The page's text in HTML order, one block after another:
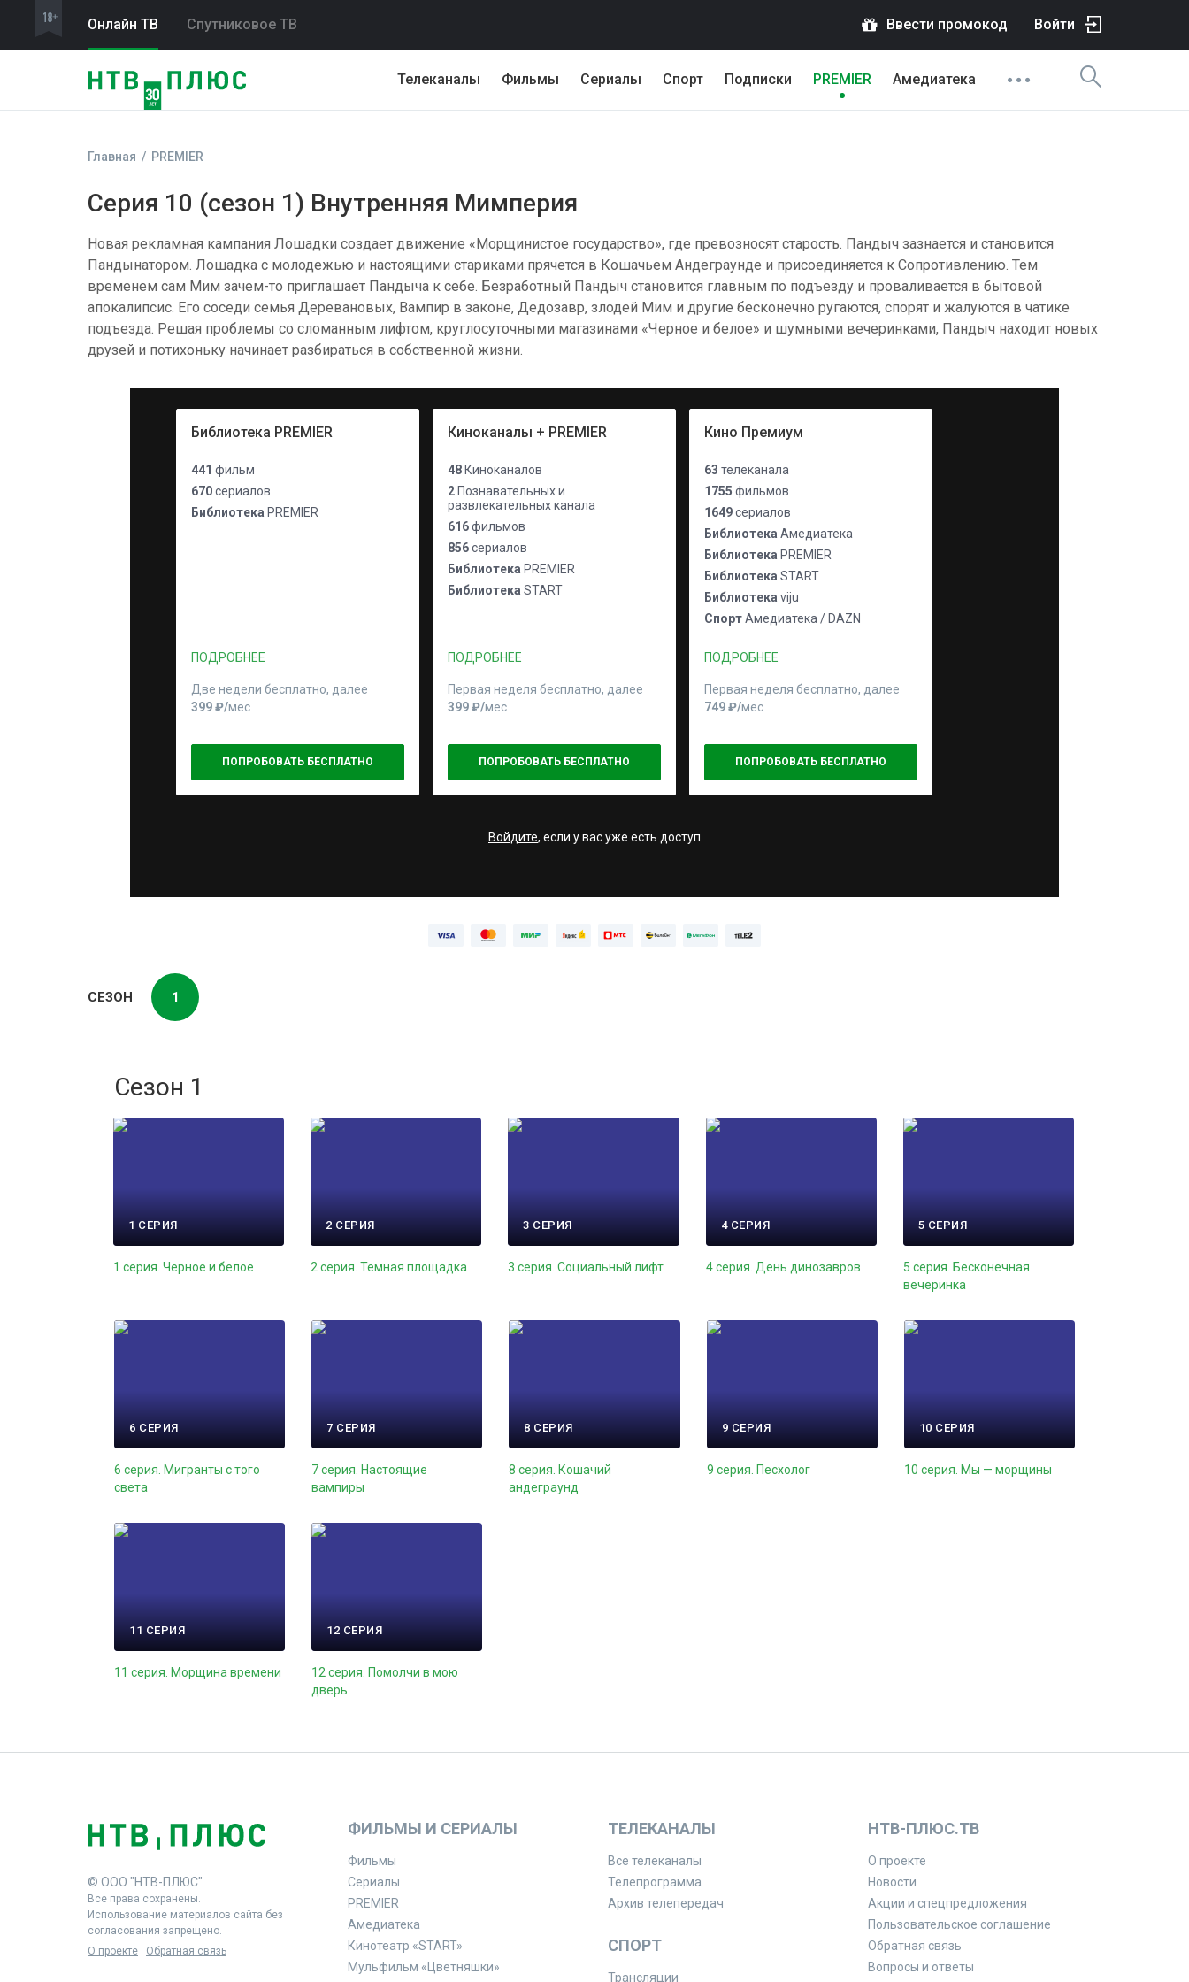
Онлайн ТВ Спутниковое ТВ Ввести промокод Войти
Телеканалы Фильмы Сериалы Спорт Подписки PREMIER Амедиатека
Главная PREMIER
Серия 10 (сезон 1) Внутренняя Мимперия
Новая рекламная кампания Лошадки создает движение «Морщинистое государство», где превозносят старость. Пандыч зазнается и становится
Пандынатором. Лошадка с молодежью и настоящими стариками прячется в Кошачьем Андеграунде и присоединяется к Сопротивлению. Тем
временем сам Мим зачем-то приглашает Пандыча к себе. Безработный Пандыч становится главным по подъезду и проваливается в бытовой
апокалипсис. Его соседи семья Деревановых, Вампир в законе, Дедозавр, злодей Мим и другие бесконечно ругаются, спорят и жалуются в чатике
подъезда. Решая проблемы со сломанным лифтом, круглосуточными магазинами «Черное и белое» и шумными вечеринками, Пандыч находит новых
друзей и потихоньку начинает разбираться в собственной жизни.
Библиотека PREMIER
441 фильм
670сериалов
Библиотека PREMIER
ПОДРОБНЕЕ
Две недели бесплатно, далее
399 ₽⁠/⁠мес
ПОПРОБОВАТЬ БЕСПЛАТНО
Киноканалы + PREMIER
48 Киноканалов
2 Познавательных и
развлекательных канала
616фильмов
856сериалов
Библиотека PREMIER
Библиотека START
ПОДРОБНЕЕ
Первая неделя бесплатно, далее
399 ₽⁠/⁠мес
ПОПРОБОВАТЬ БЕСПЛАТНО
Кино Премиум
63 телеканала
1755 фильмов
1649сериалов
Библиотека Амедиатека
Библиотека PREMIER
Библиотека START
Библиотека viju
СпортАмедиатека / DAZN
ПОДРОБНЕЕ
Первая неделя бесплатно, далее
749 ₽⁠/⁠мес
ПОПРОБОВАТЬ БЕСПЛАТНО
Войдите, если у вас уже есть доступ
СЕЗОН 1
Сезон 1
1 СЕРИЯ
1 серия. Черное и белое
2 СЕРИЯ
2 серия. Темная площадка
3 СЕРИЯ
3 серия. Социальный лифт
4 СЕРИЯ
4 серия. День динозавров
5 СЕРИЯ
5 серия. Бесконечная
вечеринка
6 СЕРИЯ
6 серия. Мигранты с того
света
7 СЕРИЯ
7 серия. Настоящие
вампиры
8 СЕРИЯ
8 серия. Кошачий
андеграунд
9 СЕРИЯ
9 серия. Песхолог
10 СЕРИЯ
10 серия. Мы — морщины
11 СЕРИЯ
11 серия. Морщина времени
12 СЕРИЯ
12 серия. Помолчи в мою
дверь
© ООО "НТВ-ПЛЮС"
Все права сохранены.
Использование материалов сайта без
согласования запрещено.
О проекте
Обратная связь
ФИЛЬМЫ И СЕРИАЛЫ
Фильмы
Сериалы
PREMIER
Амедиатека
Кинотеатр «START»
Мульфильм «Цветняшки»
ТЕЛЕКАНАЛЫ
Все телеканалы
Телепрограмма
Архив телепередач
СПОРТ
Трансляции
НТВ-ПЛЮС.ТВ
О проекте
Новости
Акции и спецпредложения
Пользовательское соглашение
Обратная связь
Вопросы и ответы